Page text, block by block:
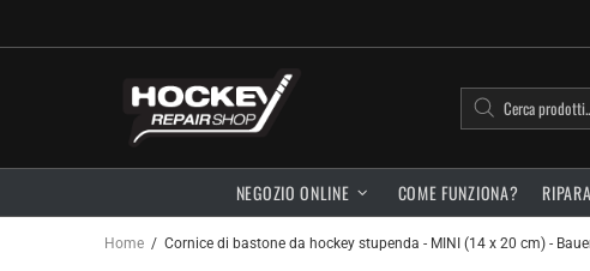
NEGOZIO ONLINE COME FUNZIONA?
Home Cornice di bastone da hockey stupenda - MINI (14 x 20 cm) -